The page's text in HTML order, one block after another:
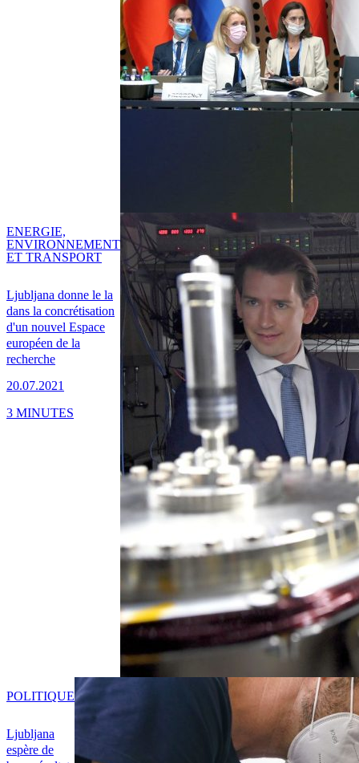
Ljubljana donne le la
dans la concrétisation
d'un nouvel Espace
européen de la
recherche
20.07.2021
ENERGIE,
ENVIRONNEMENT
ET TRANSPORT
3 MINUTES
Ljubljana
espère de
POLITIQUE